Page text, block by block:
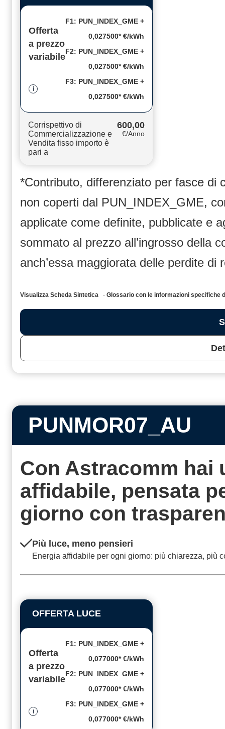
Offerta
a prezzo
variabile
i
F1: PUN_INDEX_GME +
0,027500* €/kWh
F2: PUN_INDEX_GME +
0,027500* €/kWh
F3: PUN_INDEX_GME +
0,027500* €/kWh
Corrispettivo di
Commercializzazione e
Vendita fisso importo è
pari a
600,00
€/Anno
*Contributo, differenziato per fasce di
non coperti dal PUN_INDEX_GME,
applicate come definite, pubblicate e
sommato al prezzo all’ingrosso della
anch’essa maggiorata delle perdite di
Visualizza Scheda Sintetica - Glossario con le informazioni
PUNMOR07_AU
Con Astracomm hai
affidabile, pensata
giorno con
Più luce, meno pensieri
Energia affidabile per ogni giorno: più chiarezza, più
OFFERTA LUCE
Offerta
a prezzo
variabile
i
F1: PUN_INDEX_GME +
0,077000* €/kWh
F2: PUN_INDEX_GME +
0,077000* €/kWh
F3: PUN_INDEX_GME +
0,077000* €/kWh